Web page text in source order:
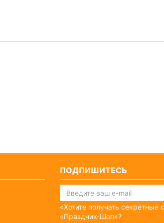
ПОДПИШИТЕСЬ
«Хотите получать секретные
«Праздник-Шоп»?